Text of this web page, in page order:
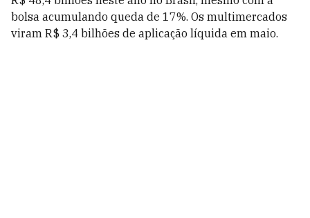
bolsa acumulando queda de 17%. Os multimercados
viram R$ 3,4 bilhões de aplicação líquida em maio.